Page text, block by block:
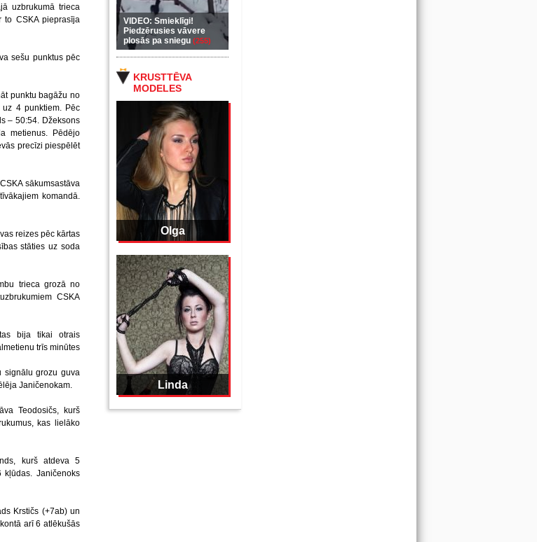
VIDEO: Smieklīgi!
Piedzērusies vāvere
plosās pa sniegu (255)
KRUSTTĒVA
MODELES
Olga
Linda
uzbrukumā trieca
to CSKA pieprasīja
sešu punktus pēc
punktu bagāžu no
4 punktiem. Pēc
– 50:54. Džeksons
metienus. Pēdējo
precīzi piespēlēt
sākumsastāva
komandā.
reizes pēc kārtas
stāties uz soda
trieca grozā no
CSKA
bija tikai otrais
trīs minūtes
signālu grozu guva
Janičenokam.
Teodosičs, kurš
kas lielāko
kurš atdeva 5
Janičenoks
Krstičs (+7ab) un
arī 6 atlēkušās